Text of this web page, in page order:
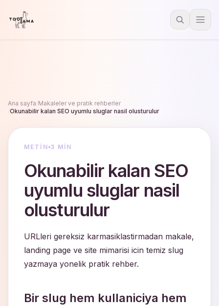
Ana sayfa Makaleler ve pratik rehberler
Okunabilir kalan SEO uyumlu sluglar nasil olusturulur
METIN 3 MIN
Okunabilir kalan SEO
uyumlu sluglar nasil
olusturulur
URLleri gereksiz karmasiklastirmadan makale,
landing page ve site mimarisi icin temiz slug
yazmaya yonelik pratik rehber.
Bir slug hem kullaniciya hem